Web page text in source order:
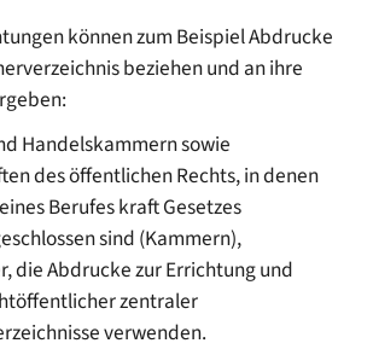
könnenzum BeispielAbdrucke
beziehen und an ihre
:
Handelskammernsowie
des öffentlichen Rechts, in denen
Berufes kraft Gesetzes
sind (Kammern),
die Abdrucke zur Errichtung und
zentraler
verwenden.